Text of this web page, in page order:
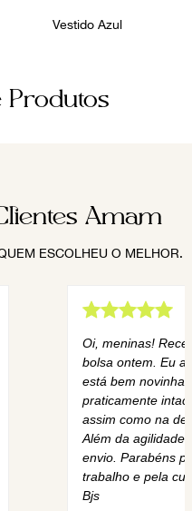
Vestido Azul
Produtos
Amam
ESCOLHEU O MELHOR.
Oi, meninas!
bolsa ontem. Eu
está bem novinha,
praticamente
assim como na
Além da agilidade
envio. Parabéns
trabalho e pela
Bjs